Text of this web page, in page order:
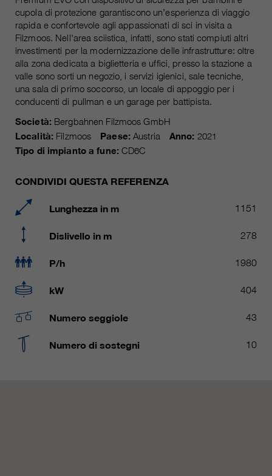
cupola di protezione garantiscono un’esperienza di viaggio
rapida e confortevole agli appassionati di sci in visita a
Filzmoos. Nell'area sciistica, infatti, sono stati compiuti altri
investimenti per la modernizzazione delle infrastrutture: oltre
alla zona dedicata a biglietteria e uffici, presso la stazione a
valle sono sorti un negozio, i servizi igienici, sale tecniche,
una sala di primo soccorso, un locale di appoggio per i
conducenti di pullman e un garage per battipista.
Società:Bergbahnen Filzmoos GmbH
Località: Filzmoos Paese:Austria Anno: 2021
Tipo di impianto a fune:CD6C
CONDIVIDI QUESTA REFERENZA
Lunghezza in m 1151
Dislivello in m 278
P/h 1980
kW 404
Numero seggiole 43
Numero di sostegni 10
attuale
obiettivo
Usato per proteggere lo spam
causato dallo spam-bot.
Nome cookie_optin
fornitore sgalinski Cookie Opt In
durata 30 giorni
Nome
_ga, _gid, _gat, __utma, __utmb,
__utmc, __utmd, __utmz
fornitore Google Analytics
durata
variano da 2 anni a 6 mesi o ancora
di più.
obiettivo
Google Analytics per raccogliere
diversi tipi di informazioni sull'uso,
comprese le informazioni personali
informazioni sono disponibili nelle
Google Analytics all'indirizzo
dove i dati raccolti sono utilizzati
piú informazioni sul cookie